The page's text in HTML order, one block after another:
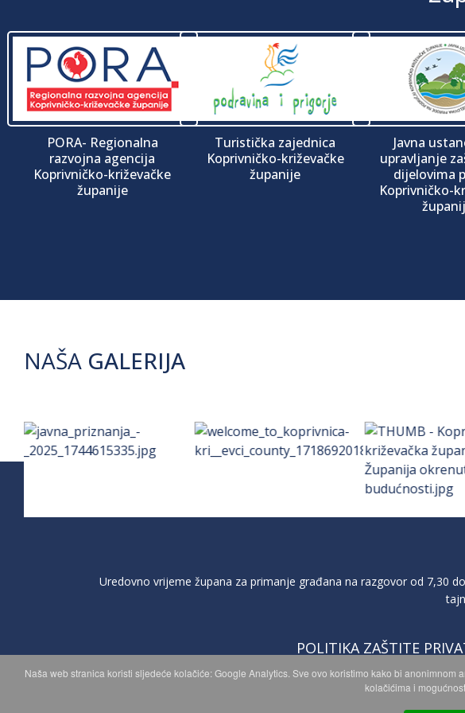
PORA- Regionalna
razvojna agencija
Koprivničko-križevačke
županije
Turistička zajednica
Koprivničko-križevačke
županije
Javna
upravljanje
dijelovima
Koprivničko-
NAŠA GALERIJA
Uredovno vrijeme župana za primanje građana na razgovor od 7,30
POLITIKA ZAŠTITE
Naša web stranica koristi sljedeće kolačiće: Google Analytics. Sve ovo koristimo kako bi
kolačićima i